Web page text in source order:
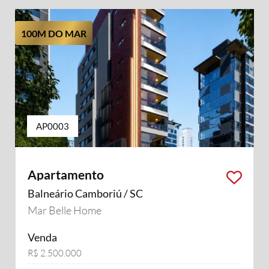
100M DO MAR
AP0003
Apartamento
Balneário Camboriú / SC
Mar Belle Home
Venda
R$ 2.500.000